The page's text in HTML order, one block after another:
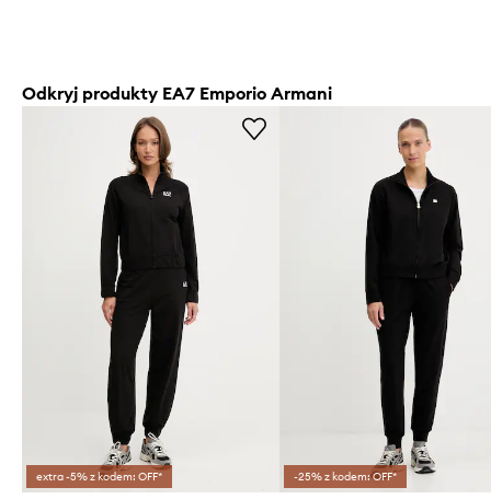
Odkryj produkty EA7 Emporio Armani
extra -5% z kodem: OFF* -25% z kodem: OFF*